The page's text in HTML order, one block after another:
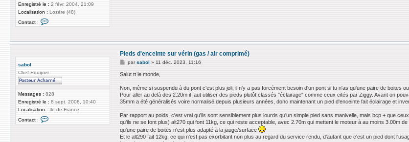
Enregistré le : 2 févr. 2004, 21:09
Localisation : Lozère (48)
Contact :
o
a
i
g
y
sabol
Chef-Equipier
Messages : 828
Enregistré le : 8 sept. 2008, 10:40
Localisation : Ile de France
Contact :
o
Pieds d'enceinte sur vérin (gas / air comprimé)
M
s
g
e
parsabol » 11 déc. 2023, 11:16
Salut tt le monde,
Non, même si suspendu à du pont c'est plus joli, il n'y a pas forcément besoin d'un pont si tu n'as qu'une paire de boites
Pour aller au delà des 2.20m il faut utiliser des pieds plutôt classés "éclairage" comme ceux cités par Ziggy. Avant on
35mm a été généralisés voire normalisé depuis plusieurs années, donc maintenant un pied d'enceinte fait éclairage et
Par rapport au poids, c'est vrai qu'ils sont sensiblement plus lourds qu'un simple pied sans manivelle, mais bcp + que
qu'ils ne se font plus) alt270 qui font 11kg, ce qui reste acceptable, avec 2.70m qui mettent le moteur à au moins 3.00m
qu'une paire de boites n'est plus adapté à la jauge/surface
Et le alt290 fait 12kg, ce qui n'est pas exorbitant non plus au regard du service rendu, d'autant que c'est un pied dont